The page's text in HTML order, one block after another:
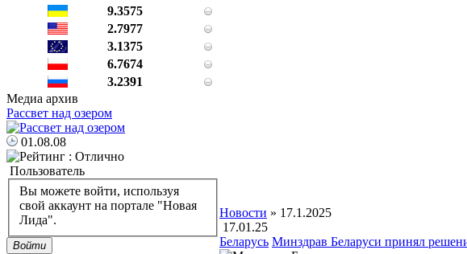
9.3575
2.7977
3.1375
6.7674
3.2391
Медиа архив
Рассвет над озером
01.08.08
Пользователь
Вы можете войти, используя
свой аккаунт на портале "Новая
Лида".
Войти
Новости » 17.1.2025
17.01.25
Беларусь Минздрав Беларуси принял